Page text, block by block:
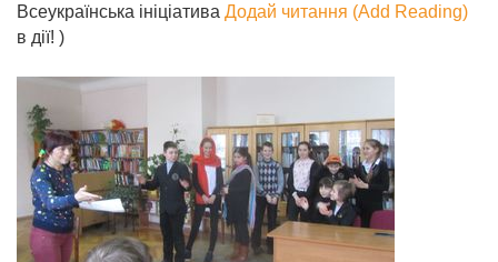
Всеукраїнська ініціатива Додай читання (Add Reading)
в дії! )